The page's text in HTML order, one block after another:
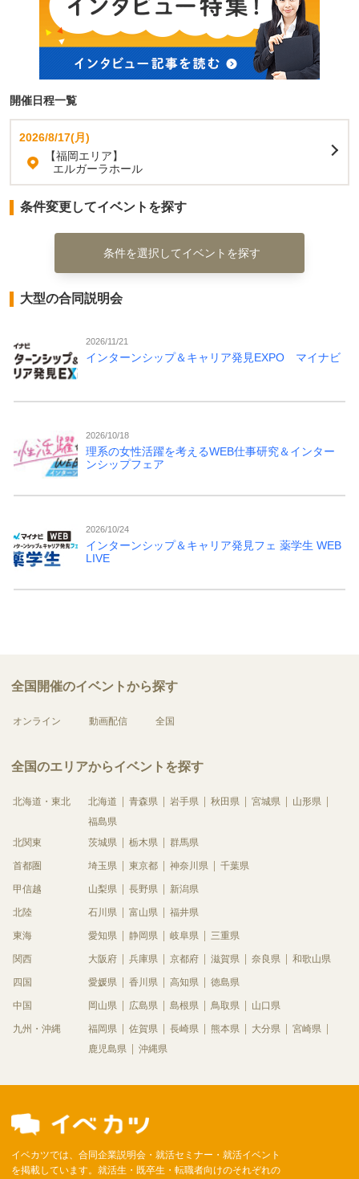
開催日程一覧
2026/8/17(月)
【福岡エリア】
エルガーラホール
条件変更してイベントを探す
条件を選択してイベントを探す
大型の合同説明会
2026/11/21
インターンシップ＆キャリア発見EXPO マイナビ
2026/10/18
理系の女性活躍を考えるWEB仕事研究＆インター
ンシップフェア
2026/10/24
インターンシップ＆キャリア発見フェ 薬学生 WEB
LIVE
全国開催のイベントから探す
オンライン 動画配信 全国
全国のエリアからイベントを探す
北海道・東北 北海道 青森県 岩手県 秋田県 宮城県
山形県
福島県
北関東
茨城県 栃木県 群馬県
首都圏 埼玉県 東京都 神奈川県 千葉県
甲信越 山梨県 長野県 新潟県
北陸 石川県 富山県 福井県
東海 愛知県 静岡県 岐阜県 三重県
関西 大阪府 兵庫県 京都府 滋賀県 奈良県 和歌山県
四国 愛媛県 香川県 高知県 徳島県
中国 岡山県 広島県 島根県 鳥取県 山口県
九州・沖縄 福岡県 佐賀県 長崎県 熊本県 大分県
宮崎県
鹿児島県
沖縄県
イベカツでは、合同企業説明会・就活セミナー・就活イベント
を掲載しています。就活生・既卒生・転職者向けのそれぞれの